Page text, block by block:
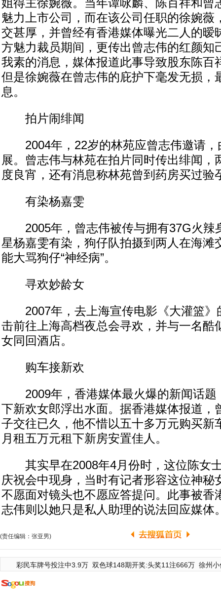
姐得主徐婉薇。当年谭咏麟、陈百祥和曾
魅力上市公司，而在该公司任职的徐婉薇
交甚厚，并曾经有香港媒体曝光二人的暧
方魅力裁员期间，更传出曾志伟的红颜知
我素的消息，媒体报道此事导致股东陈百
但是徐婉薇在曾志伟的庇护下毫发无损，
息。
拍片闹绯闻
2004年，22岁的林苑应曾志伟邀请，
展。曾志伟与林苑在拍片同时传出绯闻，
度良宵，还有消息称林苑曾到药房买过验
有染杨嘉雯
2005年，曾志伟被传与拥有37G火辣
星杨嘉雯有染，狗仔队拍摄到两人在海滩
能大骂狗仔“神经病”。
寻欢妙龄女
2007年，去上海宣传电影《大灌篮》
击前往上海高档夜总会寻欢，并与一名酷
女同回酒店。
购车接新欢
2009年，香港媒体最火爆的新闻话题
下新欢女郎浮出水面。据香港媒体报道，
子交往已久，他不惜以五十多万元购买新
月租五万元租下新房安置佳人。
其实早在2008年4月份时，这位陈女
庆祝会中现身，当时有记者形容这位神秘
不愿面对镜头也不愿应答提问。此事被香
志伟则以她只是私人助理的说法回应媒体
(责任编辑：张亚男)
彩民车牌号投注中3.9万 双色球148期开奖:头奖11注666万 徐州